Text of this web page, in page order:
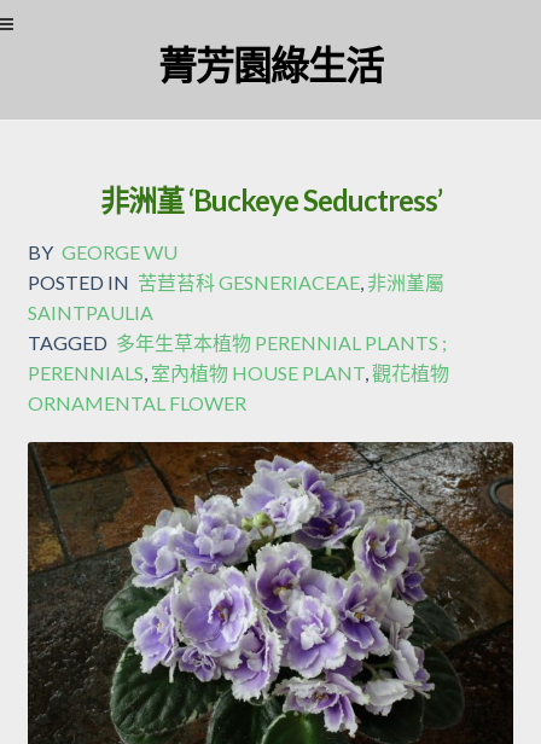
菁芳園綠生活
非洲堇 ‘Buckeye Seductress’
BY GEORGE WU
POSTED IN 苦苣苔科 GESNERIACEAE, 非洲堇屬
SAINTPAULIA
TAGGED 多年生草本植物 PERENNIAL PLANTS ;
PERENNIALS, 室內植物 HOUSE PLANT,觀花植物
ORNAMENTAL FLOWER